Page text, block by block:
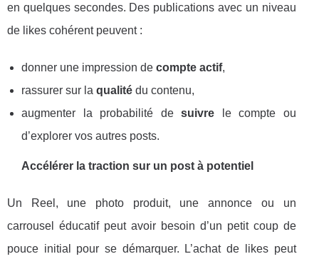
en quelques secondes. Des publications avec un niveau
de likes cohérent peuvent :
donner une impression de compte actif,
rassurer sur la qualité du contenu,
augmenter la probabilité desuivre le compte ou
d’explorer vos autres posts.
Accélérer la traction sur un post à potentiel
Un Reel, une photo produit, une annonce ou un
carrousel éducatif peut avoir besoin d’un petit coup de
pouce initial pour se démarquer. L’achat de likes peut